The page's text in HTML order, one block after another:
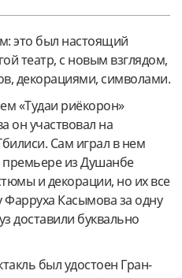
это был настоящий
театр, с новым взглядом,
декорациями, символами.
«Тудаи риёкорон»
он участвовал на
Сам играл в нем
из Душанбе
и декорации, но их все
Касымова за одну
доставили буквально
был удостоен Гран-